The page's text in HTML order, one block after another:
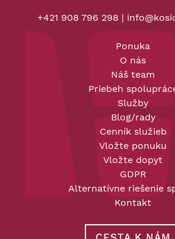
+421 908 796 298 |
Ponuka
O nás
Náš team
Priebeh
Služby
Blog/rady
Cenník služieb
Vložte ponuku
Vložte dopyt
GDPR
Alternatívne riešenie
Kontakt